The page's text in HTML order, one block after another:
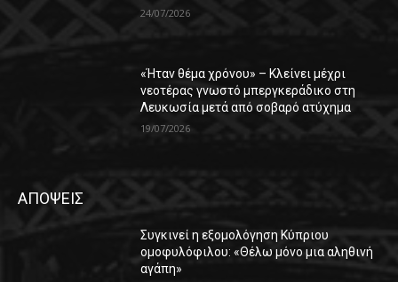
24/07/2026
«Ήταν θέμα χρόνου» – Κλείνει μέχρι
νεοτέρας γνωστό μπεργκεράδικο στη
Λευκωσία μετά από σοβαρό ατύχημα
19/07/2026
ΑΠΟΨΕΙΣ
Συγκινεί η εξομολόγηση Κύπριου
ομοφυλόφιλου: «Θέλω μόνο μια αληθινή
αγάπη»